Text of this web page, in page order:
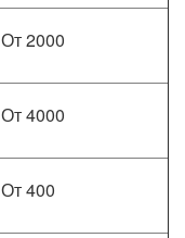
От 2000
От 4000
От 400